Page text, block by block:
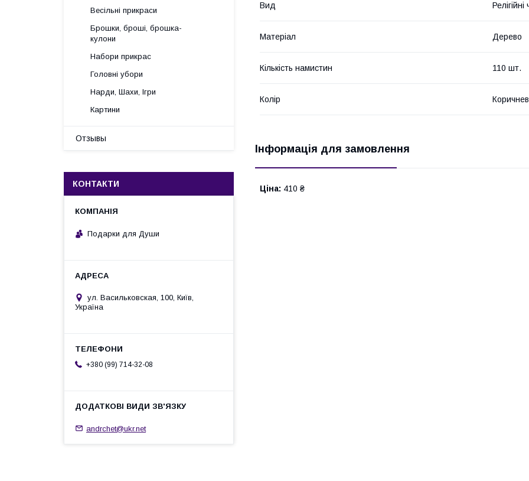
Вид Релігійні
Матеріал Дерево
Кількість намистин 110 шт.
Колір
Інформація для замовлення
Ціна: 410 ₴
Весільні прикраси
Брошки, броші, брошка-
кулони
Набори прикрас
Головні убори
Нарди, Шахи, Ігри
Картини
Отзывы
КОНТАКТИ
Подарки для Души
ул. Васильковская, 100, Київ,
Україна
+380 (99) 714-32-08
andrchet@ukr.net